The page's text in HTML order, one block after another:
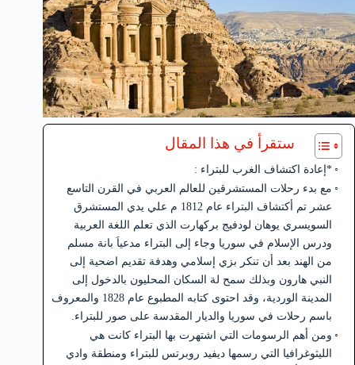
ستقرأ في هذا المقال
*إعادة اكتشاف الغرب للبتراء :
مع بدء رحلات المستشرقين للعالم العربي في القرن التاسع
عشر تم أكتشاف البتراء عام 1812 م علي يدي المستشرق
السويسري يوهان لودفيج بركهارت الذي تعلم اللغة العربية
ودرس الإسلام في سوريا وجاء إلى البتراء مدعياَ بانة مسلم
من الهند بعد أن تنكر بزي إسلامي وهدفة تقديم اضحية إلى
النبي هارون وبذلك سمح لة السكان المحليون بالدخول إلى
المدينة الوردية، وقد احتوى كتابه المطبوع عام 1828 والمعروف
باسم رحلات في سوريا والديار المقدسة على صور للبتراء.
ومن أهم الرسومات التي اشتهرت بها البتراء كانت هي
الليثوغرافيا التي رسمها ديفيد روبرتس للبتراء ومنطقة وادي